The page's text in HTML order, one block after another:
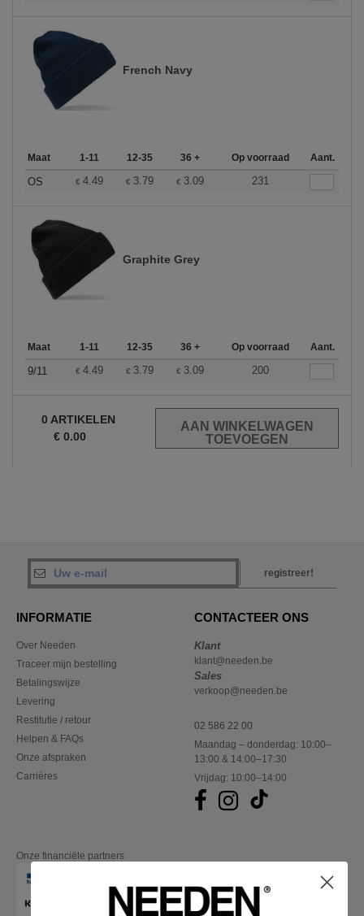
French Navy
Maat 1-11 12-35 36 + Op voorraad Aant.
OS € 4.49 € 3.79 € 3.09 231
Graphite Grey
Maat 1-11 12-35 36 + Op voorraad Aant.
9/11 € 4.49 € 3.79 € 3.09 200
0 ARTIKELEN
€ 0.00
registreer!
INFORMATIE
Over Needen
Traceer mijn bestelling
Betalingswijze
Levering
Restitutie / retour
Helpen & FAQs
Onze afspraken
Carrières
CONTACTEER ONS
Klant
klant@needen.be
Sales
verkoop@needen.be
02 586 22 00
Maandag – donderdag: 10:00–
13:00 & 14:00–17:30
Vrijdag: 10:00–14:00
Onze financiële partners